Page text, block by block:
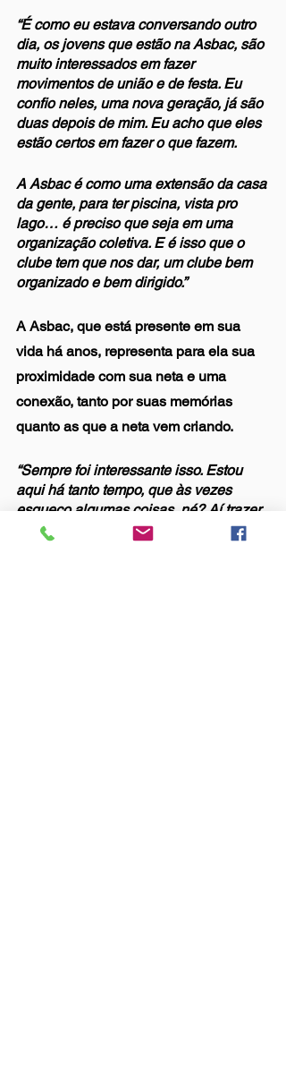
“É como eu estava conversando outro
dia, os jovens que estão na Asbac, são
muito interessados em fazer
movimentos de união e de festa. Eu
confio neles, uma nova geração, já são
duas depois de mim. Eu acho que eles
estão certos em fazer o que fazem.
A Asbac é como uma extensão da casa
da gente, para ter piscina, vista pro
lago… é preciso que seja em uma
organização coletiva. E é isso que o
clube tem que nos dar, um clube bem
organizado e bem dirigido.”
A Asbac, que está presente em sua
vida há anos, representa para ela sua
proximidade com sua neta e uma
conexão, tanto por suas memórias
quanto as que a neta vem criando.
“Sempre foi interessante isso. Estou
aqui há tanto tempo, que às vezes
esqueço algumas coisas, né? Aí trazer
minha neta… ela vê tudo com tão bons